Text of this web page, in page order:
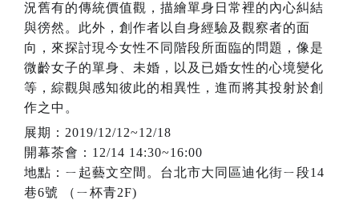
況舊有的傳統價值觀，描繪單身日常裡的內心糾結
與徬然。此外，創作者以自身經驗及觀察者的面
向，來探討現今女性不同階段所面臨的問題，像是
微齡女子的單身、未婚，以及已婚女性的心境變化
等，綜觀與感知彼此的相異性，進而將其投射於創
作之中。
展期：2019/12/12~12/18
開幕茶會：12/14 14:30~16:00
地點：ㄧ起藝文空間。台北市大同區迪化街ㄧ段14
巷6號 （ㄧ杯青2F)